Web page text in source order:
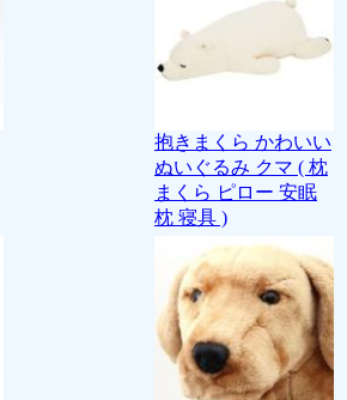
抱きまくら かわいい
ぬいぐるみ クマ ( 枕
まくら ピロー 安眠
枕 寝具 )